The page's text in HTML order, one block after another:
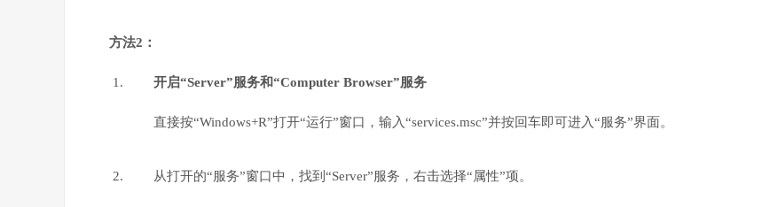
方法2：
开启“Server”服务和“Computer Browser”服务
直接按“Windows+R”打开“运行”窗口，输入“services.msc”并按回车即可进入“服务”界面。
从打开的“服务”窗口中，找到“Server”服务，右击选择“属性”项。